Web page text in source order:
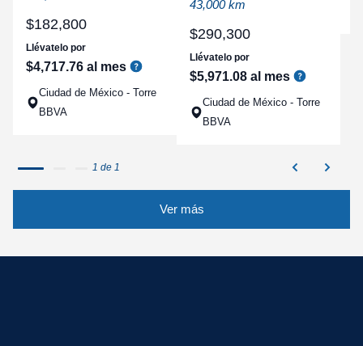
$182,800
Llévatelo por
$4,717.76 al mes
Ciudad de México - Torre
BBVA
43,000 km
$290,300
Llévatelo por
$5,971.08 al mes
Ciudad de México - Torre
BBVA
1 de 1
Ver más